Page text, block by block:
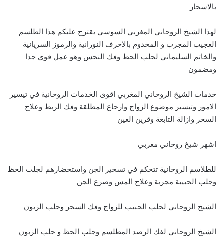
بالاسحار
لهذا الشيخ الروحاني المغربي السوسي يقترح عليكم هذا الطلسم
العجيب المجرب و المخدوم بالاحرف النورانية والرموز السريانية
والخاتم السليماني لجلب الحظ وفك النحس وهو عمل قوي جدا
ومضمون
خدمات الشيخ الروحاني المغربي اقوى الخدمات الروحانية في تيسير
الامور وتيسير موضوع الزواج وارجاع المطلقة وفك الربط وعلاج
السحر وازالة التابعة وقرين العين
اشهر شيخ روحاني مغربي
للطلاسم الروحانية تتحكم في تسخير الجن واستحضارهم لجلب الحظ
وجلب الحبيبة مجربة وعلاج المس وصرع الجن
الشيخ الروحاني لجلب الحبيب للزواج وفك السحر وجلب الزبون
الشيخ الروحاني لفك الرصد المطلسم وجلب الحظ و جلب الزبون